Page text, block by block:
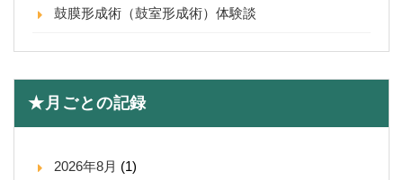
鼓膜形成術（鼓室形成術）体験談
★月ごとの記録
2026年8月 (1)